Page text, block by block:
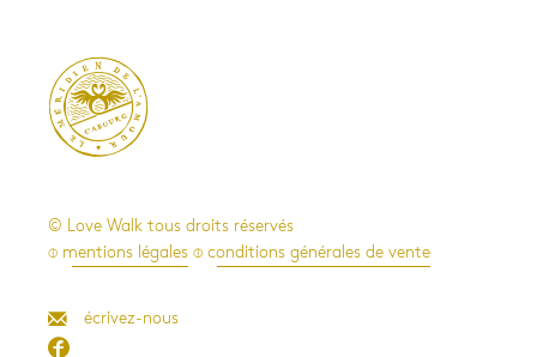

© Love Walk tous droits réservés
⌽ mentions légales ⌽ conditions générales de vente
écrivez-nous